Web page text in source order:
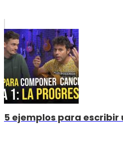
5 ejemplos para escribir